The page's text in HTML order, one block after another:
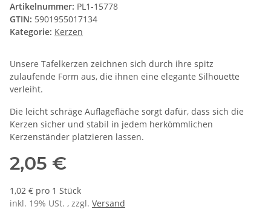
Artikelnummer: PL1-15778
GTIN: 5901955017134
Kategorie: Kerzen
Unsere Tafelkerzen zeichnen sich durch ihre spitz
zulaufende Form aus, die ihnen eine elegante Silhouette
verleiht.
Die leicht schräge Auflagefläche sorgt dafür, dass sich die
Kerzen sicher und stabil in jedem herkömmlichen
Kerzenständer platzieren lassen.
2,05 €
1,02 € pro 1 Stück
inkl. 19% USt. , zzgl. Versand